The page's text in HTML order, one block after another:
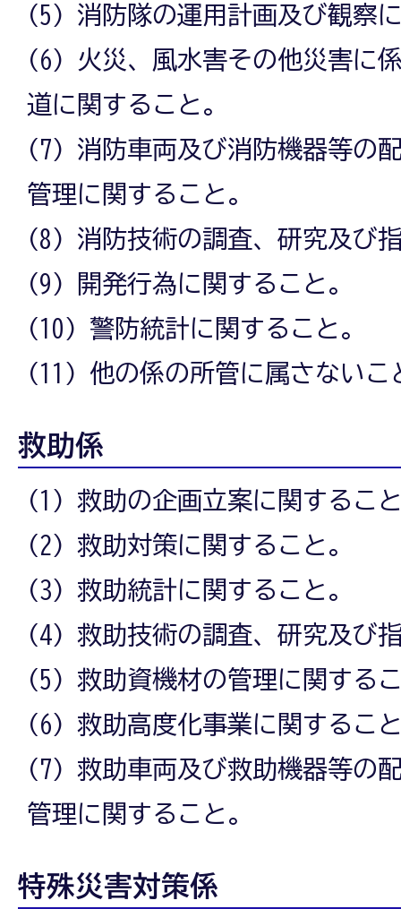
(5) 消防隊の運用計画及び観察
(6) 火災、風水害その他災害に
道に関すること。
(7) 消防車両及び消防機器等の
管理に関すること。
(8) 消防技術の調査、研究及び
(9) 開発行為に関すること。
(10) 警防統計に関すること。
(11) 他の係の所管に属さないこ
救助係
(1) 救助の企画立案に関するこ
(2) 救助対策に関すること。
(3) 救助統計に関すること。
(4) 救助技術の調査、研究及び
(5) 救助資機材の管理に関する
(6) 救助高度化事業に関するこ
(7) 救助車両及び救助機器等の
管理に関すること。
特殊災害対策係